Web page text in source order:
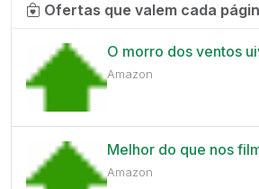
Ofertas que valem cada
O morro dos ventos
Amazon
Melhor do que nos
Amazon